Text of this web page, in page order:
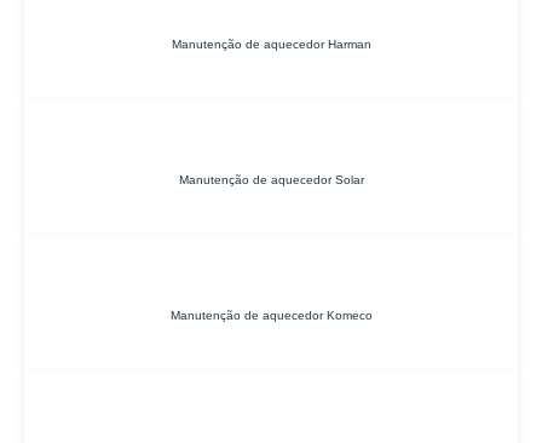
Manutenção de aquecedor Harman
Manutenção de aquecedor Solar
Manutenção de aquecedor Komeco